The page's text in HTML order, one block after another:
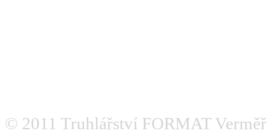
© 2011 Truhlářství FORMAT